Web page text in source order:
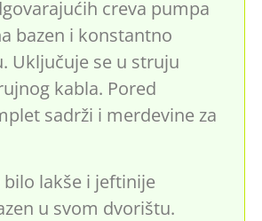
creva pumpa
bazen i konstantno
Uključuje se u struju
kabla. Pored
sadrži i merdevine za
bilo lakše i jeftinije
u svom dvorištu.